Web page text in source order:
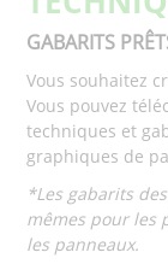
GABARITS
Vous souhaitez
Vous pouvez
techniques et
graphiques de
*Les gabarits
mêmes pour les
les panneaux.